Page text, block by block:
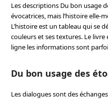
Les descriptions Du bon usage
évocatrices, mais l’histoire elle-
L’histoire est un tableau qui se
couleurs et ses textures. Le
ligne les informations sont
Du bon usage des
Les dialogues sont des